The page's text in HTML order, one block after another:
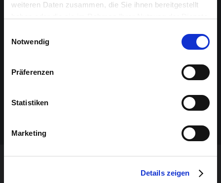
weiteren Daten zusammen, die Sie ihnen bereitgestellt
Notwendig
Präferenzen
Statistiken
Marketing
Details zeigen
VERANSTALTUNG VERPASST?